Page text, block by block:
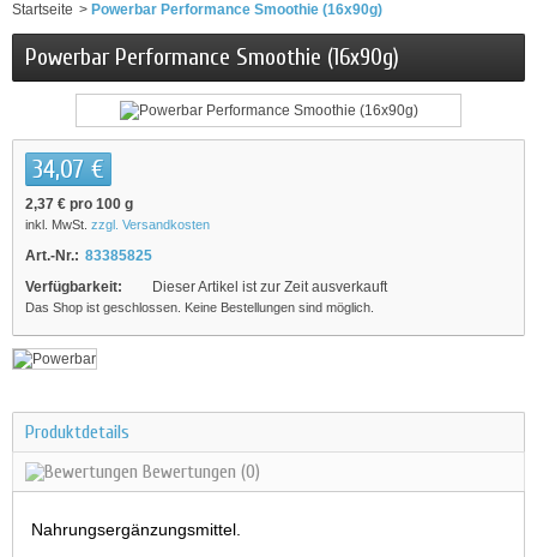
Startseite > Powerbar Performance Smoothie (16x90g)
Powerbar Performance Smoothie (16x90g)
34,07 €
2,37 € pro 100 g
inkl. MwSt. zzgl. Versandkosten
Art.-Nr.: 83385825
Verfügbarkeit:
Dieser Artikel ist zur Zeit ausverkauft
Das Shop ist geschlossen. Keine Bestellungen sind möglich.
Produktdetails
Bewertungen (0)
Nahrungsergänzungsmittel.